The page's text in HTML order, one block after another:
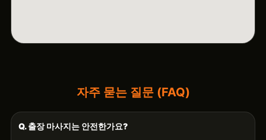
자주 묻는 질문 (FAQ)
Q. 출장 마사지는 안전한가요?